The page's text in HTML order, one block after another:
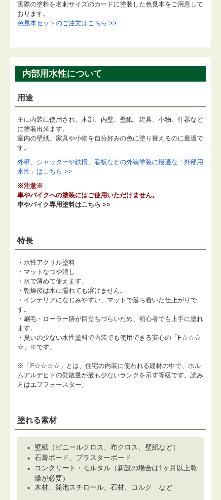
実際の塗料を名刺サイズのカードに塗装した色見本をご用意して
おります。
色見本セットのご注文はこちら >>
内部用水性について
用途
主に内装に使用され、木部、内壁、壁紙、建具、小物、什器など
に塗装出来ます。
室内の壁紙、家具や小物を自分好みの色に塗り替えるのに最適で
す。
外壁、シャッターや鉄柵、看板などの外装塗装に最適な「外部用
水性」はこちら >>
※注意※
車やバイクへの塗装にはご使用いただけません。
車やバイク専用塗料はこちら >>
特長
・水性アクリル塗料
・マットなつや消し
・水で薄めて使えます。
・乾燥後は水に濡れても溶けません。
・インテリアになじみやすい、マットで落ち着いた仕上がりで
す。
・刷毛・ローラー跡が目立ちづらいため、初心者でも上手に塗れ
ます。
・臭いの少ない水性塗料で内装でも使用できる安心の「F☆☆☆
☆」※です。
※「F☆☆☆☆」とは、住宅の内装に使われる建材の中で、ホル
ムアルデヒドの発散量が最も少ないランクを示す等級です。読み
方はエフフォースター。
塗れる素材
壁紙（ビニールクロス、布クロス、壁紙など）
石膏ボード、プラスターボード
コンクリート・モルタル（新設の場合は1ヶ月以上乾
燥が必要）
木材、発泡スチロール、石材、コルク など